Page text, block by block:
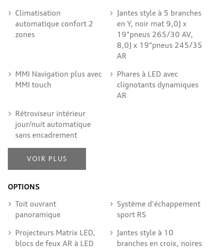
Climatisation
automatique confort 2
zones
Jantes style à 5 branches
en Y, noir mat 9,0J x
19"pneus 265/30 AV,
8,0J x 19"pneus 245/35
AR
MMI Navigation plus avec
MMI touch
Phares à LED avec
clignotants dynamiques
AR
Rétroviseur intérieur
jour/nuit automatique
sans encadrement
VOIR PLUS
OPTIONS
Toit ouvrant
panoramique
Système d'échappement
sport RS
Projecteurs Matrix LED,
blocs de feux AR à LED
Jantes style à 10
branches en croix, noires